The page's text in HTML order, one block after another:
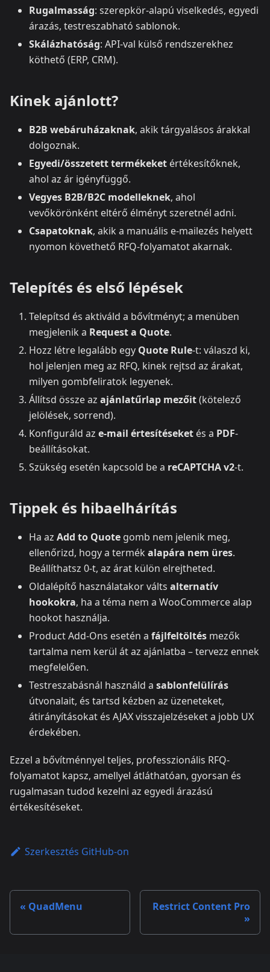
Rugalmasság: szerepkör-alapú viselkedés, egyedi
árazás, testreszabható sablonok.
Skálázhatóság: API-val külső rendszerekhez
köthető (ERP, CRM).
Kinek ajánlott?
B2B webáruházaknak, akik tárgyalásos árakkal
dolgoznak.
Egyedi/összetett termékeket értékesítőknek,
ahol az ár igényfüggő.
Vegyes B2B/B2C modelleknek, ahol
vevőkörönként eltérő élményt szeretnél adni.
Csapatoknak, akik a manuális e-mailezés helyett
nyomon követhető RFQ-folyamatot akarnak.
Telepítés és első lépések
Telepítsd és aktiváld a bővítményt; a menüben
megjelenik a Request a Quote.
Hozz létre legalább egy Quote Rule-t: válaszd ki,
hol jelenjen meg az RFQ, kinek rejtsd az árakat,
milyen gombfeliratok legyenek.
Állítsd össze az ajánlatűrlap mezőit(kötelező
jelölések, sorrend).
Konfiguráld az e-mail értesítéseket és a PDF-
beállításokat.
Szükség esetén kapcsold be a reCAPTCHA v2-t.
Tippek és hibaelhárítás
Ha az Add to Quote gomb nem jelenik meg,
ellenőrizd, hogy a termék alapára nem üres.
Beállíthatsz 0-t, az árat külön elrejtheted.
Oldalépítő használatakor válts alternatív
hookokra, ha a téma nem a WooCommerce alap
hookot használja.
Product Add-Ons esetén a fájlfeltöltés mezők
tartalma nem kerül át az ajánlatba – tervezz ennek
megfelelően.
Testreszabásnál használd a sablonfelülírás
útvonalait, és tartsd kézben az üzeneteket,
átirányításokat és AJAX visszajelzéseket a jobb UX
érdekében.
Ezzel a bővítménnyel teljes, professzionális RFQ-
folyamatot kapsz, amellyel átláthatóan, gyorsan és
rugalmasan tudod kezelni az egyedi árazású
értékesítéseket.
Szerkesztés GitHub-on
QuadMenu Restrict Content Pro